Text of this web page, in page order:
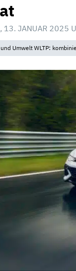
13. JANUAR 2025
Umwelt WLTP: